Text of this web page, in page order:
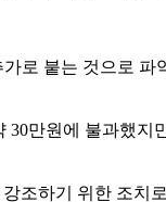
로 붙는 것으로 파
만원에 불과했지
조하기 위한 조치